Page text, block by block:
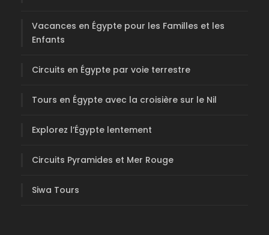
Vacances en Égypte pour les Familles et les
Enfants
Circuits en Égypte par voie terrestre
Tours en Égypte avec la croisière sur le Nil
Explorez l’Égypte lentement
Circuits Pyramides et Mer Rouge
Siwa Tours